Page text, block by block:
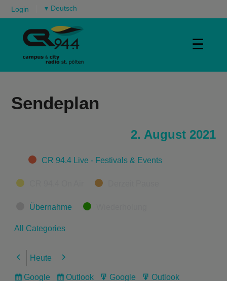
Login ▾
☰
Sendeplan
2. August 2021
CategoriesCR 94.4 Live - Festivals & Events
Übernahme
All Categories
Previous
Heute Next
Subscribe
Google
Subscribe
Outlook
Export
Google
Export
Outlook